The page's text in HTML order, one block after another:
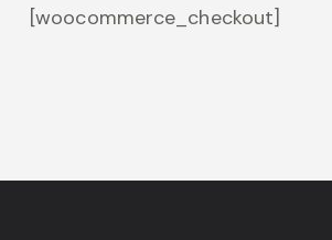
[woocommerce_checkout]